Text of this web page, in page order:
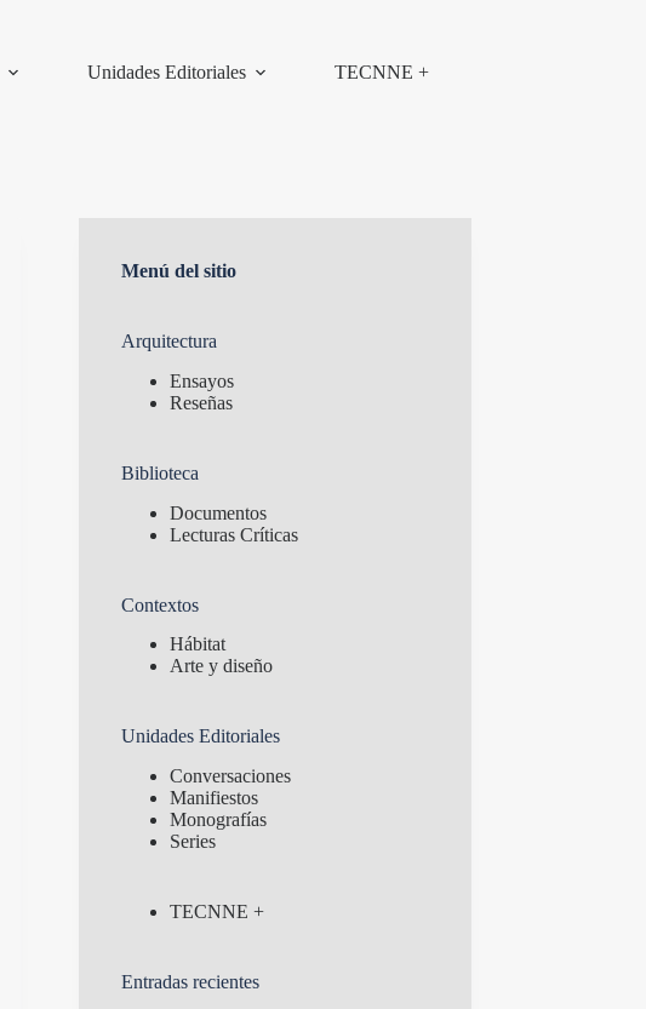
Unidades Editoriales TECNNE +
Menú del sitio
Arquitectura
Ensayos
Reseñas
Biblioteca
Documentos
Lecturas Críticas
Contextos
Hábitat
Arte y diseño
Unidades Editoriales
Conversaciones
Manifiestos
Monografías
Series
TECNNE +
Entradas recientes